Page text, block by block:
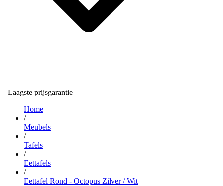
Laagste prijsgarantie
Home
/
Meubels
/
Tafels
/
Eettafels
/
Eettafel Rond - Octopus Zilver / Wit